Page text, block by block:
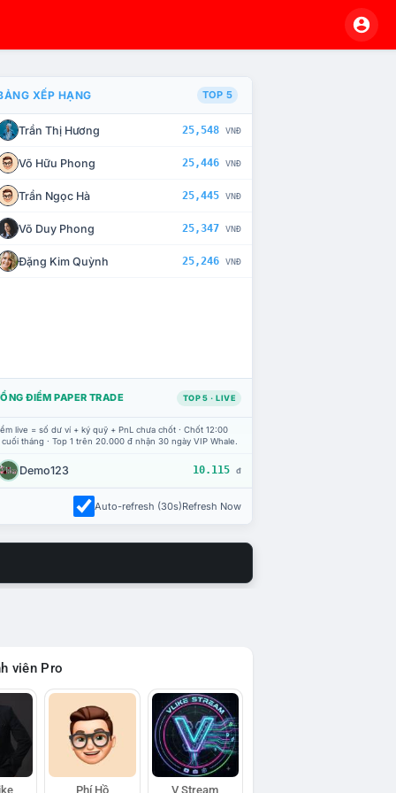
CHẾ TÀI XỬ LÝ VI PHẠM
XẾP HẠNG TOP 5
Trần Thị Hương 25,548 VNĐ
Võ Hữu Phong 25,446 VNĐ
Trần Ngọc Hà 25,445 VNĐ
Võ Duy Phong 25,347 VNĐ
Đặng Kim Quỳnh 25,246 VNĐ
ĐIỂM PAPER TRADE TOP 5 · LIVE
live = số dư ví + ký quỹ + PnL chưa chốt · Chốt 12:00
tháng · Top 1 trên 20.000 đ nhận 30 ngày VIP Whale.
Demo123 10.115 đ
Auto-refresh (30s)Refresh Now
viên Pro
Phí Hồ V Stream